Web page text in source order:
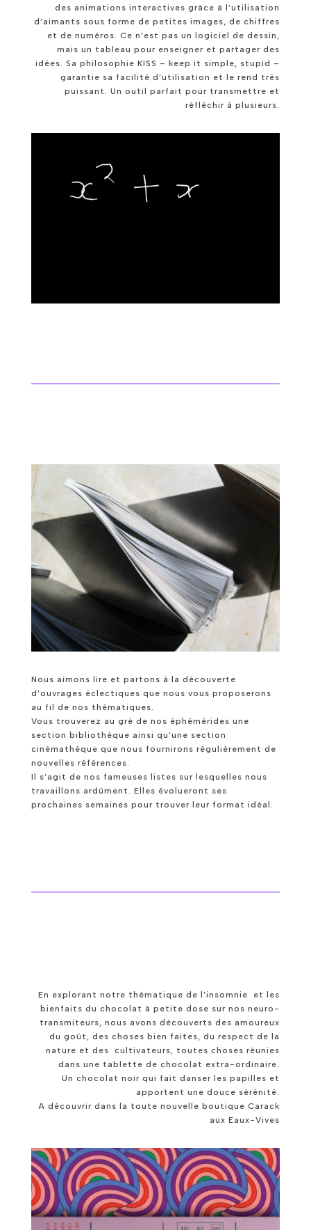
des animations interactives grâce à l’utilisation
d’aimants sous forme de petites images, de chiffres
et de numéros. Ce n’est pas un logiciel de dessin,
mais un tableau pour enseigner et partager des
idées. Sa philosophie KISS – keep it simple, stupid –
garantie sa facilité d’utilisation et le rend très
puissant. Un outil parfait pour transmettre et
réfléchir à plusieurs.
Nous aimons lire et partons à la découverte
d’ouvrages éclectiques que nous vous proposerons
au fil de nos thématiques.
Vous trouverez au gré de nos éphémérides une
section bibliothèque ainsi qu’une section
cinémathèque que nous fournirons régulièrement de
nouvelles références.
Il s’agit de nos fameuses listes sur lesquelles nous
travaillons ardûment. Elles évolueront ses
prochaines semaines pour trouver leur format idéal.
En explorant notre thématique de l’insomnie et les
bienfaits du chocolat à petite dose sur nos neuro-
transmiteurs, nous avons découverts des amoureux
du goût, des choses bien faites, du respect de la
nature et des cultivateurs, toutes choses réunies
dans une tablette de chocolat extra-ordinaire.
Un chocolat noir qui fait danser les papilles et
apportent une douce sérénité.
A découvrir dans la toute nouvelle boutique Carack
aux Eaux-Vives